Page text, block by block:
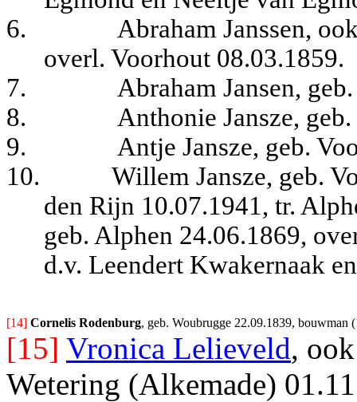
6.
Abraham Janssen,
overl. Voorhout 08.03.1859.
7.
Abraham Jansen,
8.
Anthonie Jansze,
9.
Antje Jansze, geb.
10.
Willem Jansze, geb.
den Rijn 10.07.1941, tr.
geb. Alphen 24.06.1869,
d.v. Leendert Kwakernaak
[14] Cornelis Rodenburg, geb. Woubrugge 22.09.1839,
[15] Vronica Lelieveld,
Wetering (Alkemade)